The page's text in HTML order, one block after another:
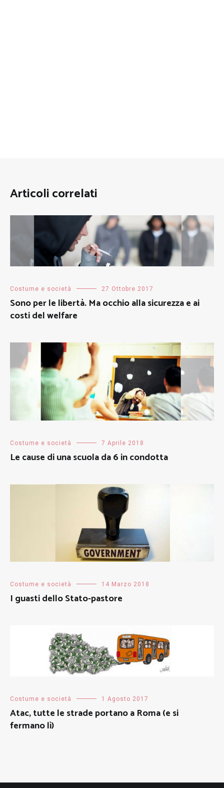
Articoli correlati
Costume e società 27 Ottobre 2017
Sono per le libertà. Ma occhio alla sicurezza e ai
costi del welfare
Costume e società 7 Aprile 2018
Le cause di una scuola da 6 in condotta
Costume e società 14 Marzo 2018
I guasti dello Stato-pastore
Costume e società 1 Agosto 2017
Atac, tutte le strade portano a Roma (e si
fermano lì)